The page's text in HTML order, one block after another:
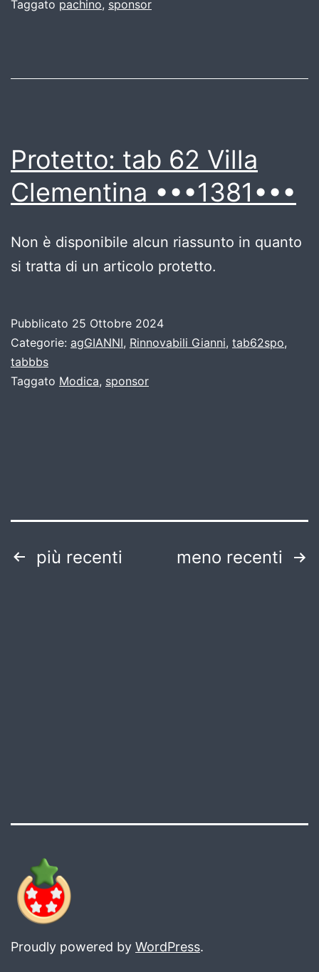
Taggato pachino, sponsor
Protetto: tab 62 Villa
Clementina •••1381•••
Non è disponibile alcun riassunto in quanto
si tratta di un articolo protetto.
Pubblicato 25 Ottobre 2024
Categorie: agGIANNI, Rinnovabili Gianni, tab62spo,
tabbbs
Taggato Modica, sponsor
Paginazione
più recenti meno recenti
Proudly powered by WordPress.